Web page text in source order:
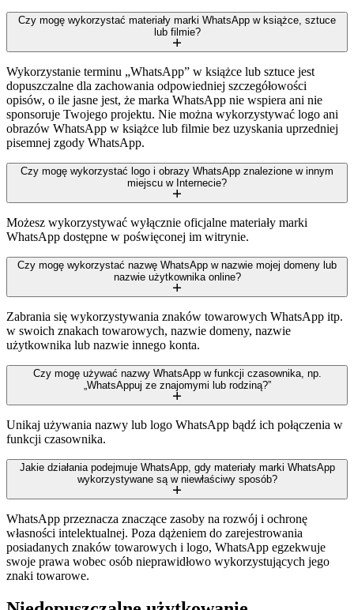
Czy mogę wykorzystać materiały marki WhatsApp w książce, sztuce
lub filmie?
Wykorzystanie terminu „WhatsApp” w książce lub sztuce jest
dopuszczalne dla zachowania odpowiedniej szczegółowości
opisów, o ile jasne jest, że marka WhatsApp nie wspiera ani nie
sponsoruje Twojego projektu. Nie można wykorzystywać logo ani
obrazów WhatsApp w książce lub filmie bez uzyskania uprzedniej
pisemnej zgody WhatsApp.
Czy mogę wykorzystać logo i obrazy WhatsApp znalezione w innym
miejscu w Internecie?
Możesz wykorzystywać wyłącznie oficjalne materiały marki
WhatsApp dostępne w poświęconej im witrynie.
Czy mogę wykorzystać nazwę WhatsApp w nazwie mojej domeny lub
nazwie użytkownika online?
Zabrania się wykorzystywania znaków towarowych WhatsApp itp.
w swoich znakach towarowych, nazwie domeny, nazwie
użytkownika lub nazwie innego konta.
Czy mogę używać nazwy WhatsApp w funkcji czasownika, np.
„WhatsAppuj ze znajomymi lub rodziną?”
Unikaj używania nazwy lub logo WhatsApp bądź ich połączenia w
funkcji czasownika.
Jakie działania podejmuje WhatsApp, gdy materiały marki WhatsApp
wykorzystywane są w niewłaściwy sposób?
WhatsApp przeznacza znaczące zasoby na rozwój i ochronę
własności intelektualnej. Poza dążeniem do zarejestrowania
posiadanych znaków towarowych i logo, WhatsApp egzekwuje
swoje prawa wobec osób nieprawidłowo wykorzystujących jego
znaki towarowe.